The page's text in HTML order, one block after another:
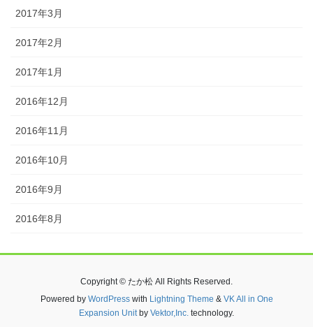
2017年3月
2017年2月
2017年1月
2016年12月
2016年11月
2016年10月
2016年9月
2016年8月
Copyright © たか松 All Rights Reserved.
Powered by WordPresswith Lightning Theme & VK All in One
Expansion Unitby Vektor,Inc. technology.